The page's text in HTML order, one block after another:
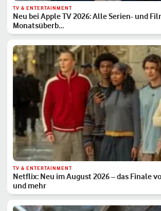
TV & ENTERTAINMENT
Neu bei Apple TV 2026: Alle Serien- und
Monatsüberb…
TV & ENTERTAINMENT
Netflix: Neu im August 2026 – das Finale
und mehr